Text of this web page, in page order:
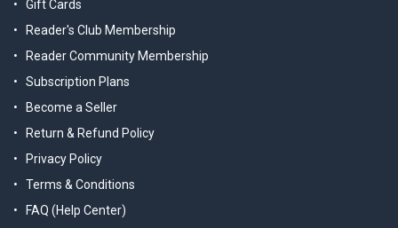
Gift Cards
Reader's Club Membership
Reader Community Membership
Subscription Plans
Become a Seller
Return & Refund Policy
Privacy Policy
Terms & Conditions
FAQ (Help Center)